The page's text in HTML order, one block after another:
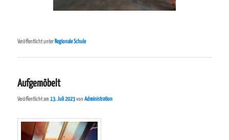
Veröffentlicht unterRegionale Schule
Aufgemöbelt
Veröffentlicht am13. Juli 2023vonAdministration